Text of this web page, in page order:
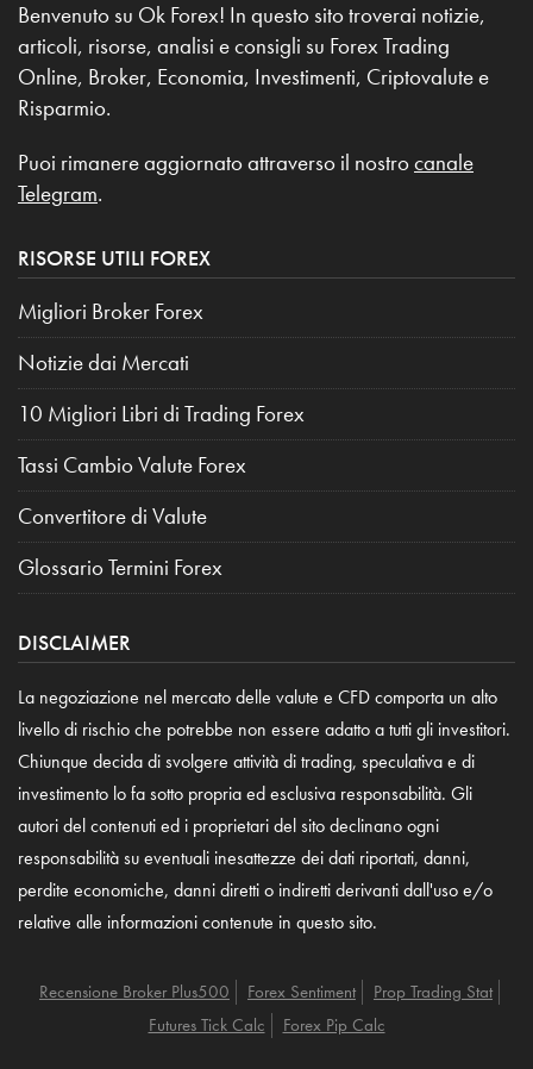
Benvenuto su Ok Forex! In questo sito troverai notizie,
articoli, risorse, analisi e consigli su Forex Trading
Online, Broker, Economia, Investimenti, Criptovalute e
Risparmio.
Puoi rimanere aggiornato attraverso il nostro canale
Telegram.
RISORSE UTILI FOREX
Migliori Broker Forex
Notizie dai Mercati
10 Migliori Libri di Trading Forex
Tassi Cambio Valute Forex
Convertitore di Valute
Glossario Termini Forex
DISCLAIMER
La negoziazione nel mercato delle valute e CFD comporta un alto
livello di rischio che potrebbe non essere adatto a tutti gli investitori.
Chiunque decida di svolgere attività di trading, speculativa e di
investimento lo fa sotto propria ed esclusiva responsabilità. Gli
autori del contenuti ed i proprietari del sito declinano ogni
responsabilità su eventuali inesattezze dei dati riportati, danni,
perdite economiche, danni diretti o indiretti derivanti dall'uso e/o
relative alle informazioni contenute in questo sito.
Recensione Broker Plus500 Forex Sentiment
Prop Trading Stat
Futures Tick Calc
Forex Pip Calc